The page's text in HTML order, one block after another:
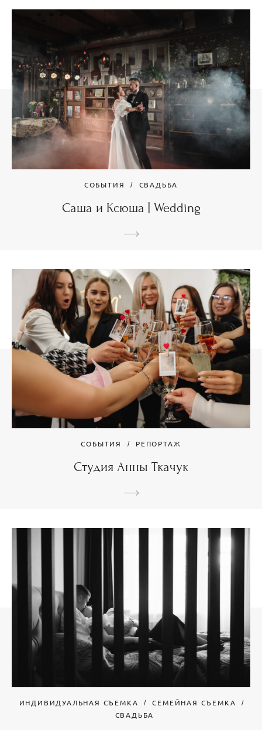
СОБЫТИЯ СВАДЬБА
Саша и Ксюша | Wedding
СОБЫТИЯ РЕПОРТАЖ
Студия Анны Ткачук
ИНДИВИДУАЛЬНАЯ СЪЕМКА
СЕМЕЙНАЯ СЪЕМКА
СВАДЬБА